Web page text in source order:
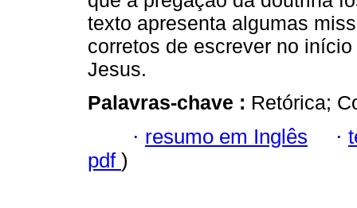
texto apresenta algumas
corretos de escrever no
Jesus.
Palavras-chave : Retórica;
· resumo em Inglês ·
pdf )